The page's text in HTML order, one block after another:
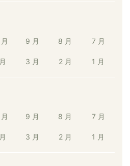
9 月 8 月 7 月
3 月 2 月 1 月
9 月 8 月 7 月
3 月 2 月 1 月